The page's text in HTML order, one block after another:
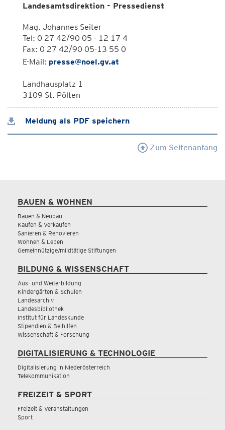
Landesamtsdirektion - Pressedienst
Mag. Johannes Seiter
Tel: 0 27 42/90 05 - 12 17 4
Fax: 0 27 42/90 05-13 55 0
E-Mail: presse@noel.gv.at
Landhausplatz 1
3109 St. Pölten
Meldung als PDF speichern
Zum Seitenanfang
BAUEN & WOHNEN
Bauen & Neubau
Kaufen & Verkaufen
Sanieren & Renovieren
Wohnen & Leben
Gemeinnützige/mildtätige Stiftungen
BILDUNG & WISSENSCHAFT
Aus- und Weiterbildung
Kindergärten & Schulen
Landesarchiv
Landesbibliothek
Institut für Landeskunde
Stipendien & Beihilfen
Wissenschaft & Forschung
DIGITALISIERUNG & TECHNOLOGIE
Digitalisierung in Niederösterreich
Telekommunikation
FREIZEIT & SPORT
Freizeit & Veranstaltungen
Sport